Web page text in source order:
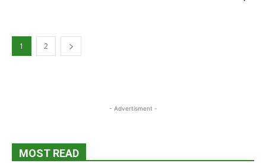
1 2
- Advertisment -
MOST READ